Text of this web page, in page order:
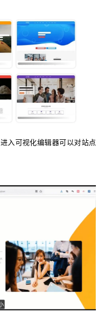
入可视化编辑器可以对站点